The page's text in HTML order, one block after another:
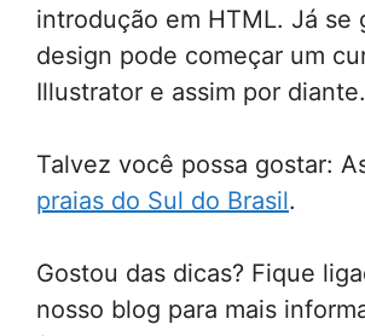
introdução em HTML. Já se
design pode começar um
Illustrator e assim por diante.
Talvez você possa gostar:
praias do Sul do Brasil.
Gostou das dicas? Fique
nosso blog para mais